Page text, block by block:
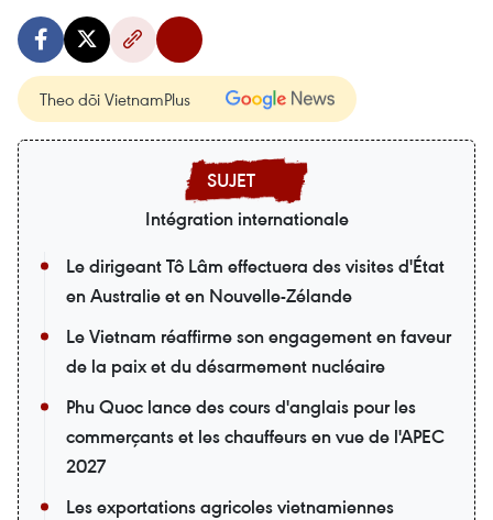
Theo dõi VietnamPlus
Intégration internationale
Le dirigeant Tô Lâm effectuera des visites d'État
en Australie et en Nouvelle-Zélande
Le Vietnam réaffirme son engagement en faveur
de la paix et du désarmement nucléaire
Phu Quoc lance des cours d'anglais pour les
commerçants et les chauffeurs en vue de l'APEC
2027
Les exportations agricoles vietnamiennes